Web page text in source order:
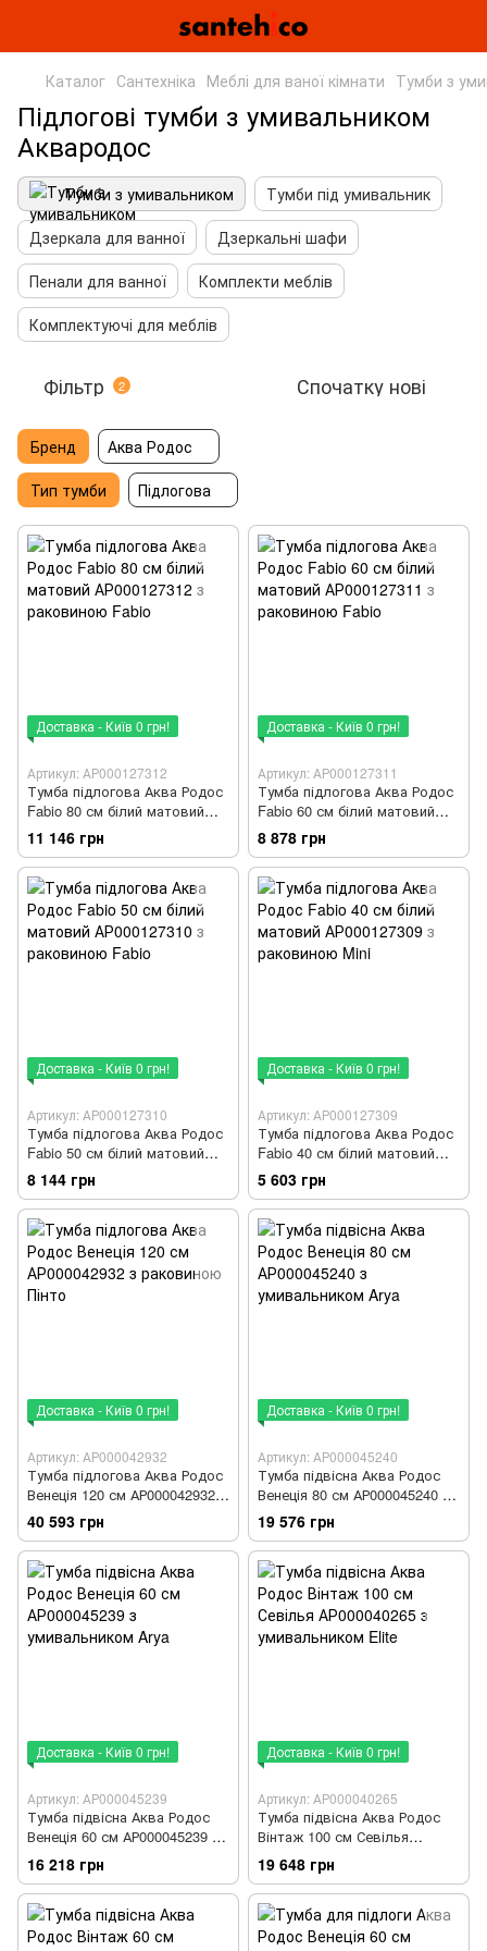
Каталог Сантехніка Меблі для ваної кімнати Тумби з
Підлогові тумби з умивальником
Аквародос
Тумби з умивальником
Тумби під умивальник
Дзеркала для ванної
Дзеркальні шафи
Пенали для ванної
Комплекти меблів
Комплектуючі для меблів
Фільтр 2 Спочатку нові
Бренд
Аква Родос
Тип тумби
Підлогова
Доставка - Київ 0 грн!
Артикул: АР000127312
Тумба підлогова Аква Родос
Fabio 80 см білий матовий
АР000127312 з раковиною
Fabio
11 146 грн
Доставка - Київ 0 грн!
Артикул: АР000127311
Тумба підлогова Аква Родос
Fabio 60 см білий матовий
АР000127311 з раковиною
Fabio
8 878 грн
Доставка - Київ 0 грн!
Артикул: АР000127310
Тумба підлогова Аква Родос
Fabio 50 см білий матовий
АР000127310 з раковиною
Fabio
8 144 грн
Доставка - Київ 0 грн!
Артикул: АР000127309
Тумба підлогова Аква Родос
Fabio 40 см білий матовий
АР000127309 з раковиною
Mini
5 603 грн
Доставка - Київ 0 грн!
Артикул: АР000042932
Тумба підлогова Аква Родос
Венеція 120 см АР000042932 з
раковиною Пінто
40 593 грн
Доставка - Київ 0 грн!
Артикул: АР000045240
Тумба підвісна Аква Родос
Венеція 80 см АР000045240 з
умивальником Arya
19 576 грн
Доставка - Київ 0 грн!
Артикул: АР000045239
Тумба підвісна Аква Родос
Венеція 60 см АР000045239 з
умивальником Arya
16 218 грн
Доставка - Київ 0 грн!
Артикул: АР000040265
Тумба підвісна Аква Родос
Вінтаж 100 см Севілья
АР000040265 з умивальником
Elite
19 648 грн